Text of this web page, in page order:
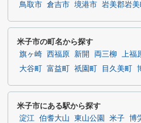
鳥取市 倉吉市 境港市 岩美郡岩美
米子市の町名から探す
旗ヶ崎 西福原 新開 両三柳 上福
大谷町
富益町 祇園町 目久美町
米子市にある駅から探す
淀江 伯耆大山 東山公園 米子 博